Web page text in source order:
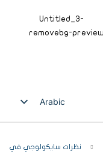
Arabic
English
نظرات سايكولوجي في